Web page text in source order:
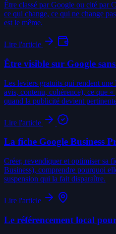
Être classé par Google ou cité par
ce qui change, ce qui ne change
est le même.
Lire l'article
Être visible sur Google
Les leviers gratuits qui rendent
avis, contenu, cohérence), ce que
quand la publicité devient
Lire l'article
La fiche Google Business
Créer, revendiquer et optimiser sa
Business), comprendre pourquoi
suspension qui la fait disparaître.
Lire l'article
Le référencement local